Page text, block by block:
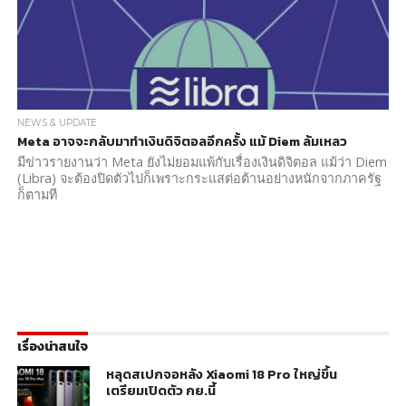
NEWS & UPDATE
Meta อาจจะกลับมาทำเงินดิจิตอลอีกครั้ง แม้ Diem ล้มเหลว
มีข่าวรายงานว่า Meta ยังไม่ยอมแพ้กับเรื่องเงินดิจิตอล แม้ว่า Diem
(Libra) จะต้องปิดตัวไปก็เพราะกระแสต่อต้านอย่างหนักจากภาครัฐ
ก็ตามที
เรื่องน่าสนใจ
หลุดสเปกจอหลัง Xiaomi 18 Pro ใหญ่ขึ้น
เตรียมเปิดตัว กย.นี้